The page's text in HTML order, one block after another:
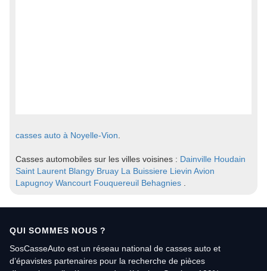
casses auto à Noyelle-Vion
Casses automobiles sur les villes voisines : Dainville Houdain
Saint Laurent Blangy Bruay La Buissiere Lievin Avion
Lapugnoy Wancourt Fouquereuil Behagnies
QUI SOMMES NOUS ?
SosCasseAuto est un réseau national de casses auto et
d’épavistes partenaires pour la recherche de pièces